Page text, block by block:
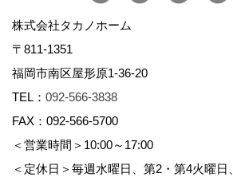
株式会社タカノホーム
〒811-1351
福岡市南区屋形原1-36-20
TEL： 092-566-3838
FAX：092-566-5700
＜営業時間＞10:00～17:00
＜定休日＞毎週水曜日、第2・第4火曜日